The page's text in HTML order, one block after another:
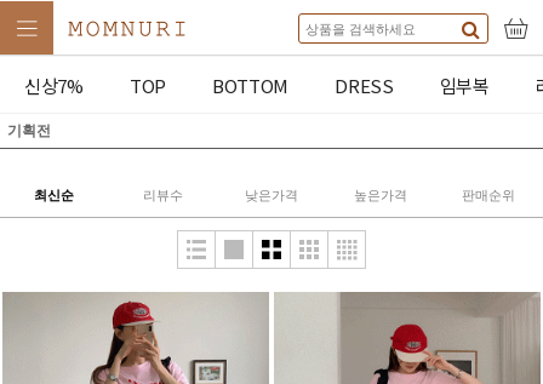
신상7% TOP BOTTOM DRESS 임부복
기획전
최신순 리뷰수 낮은가격 높은가격 판매순위